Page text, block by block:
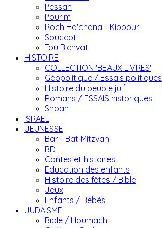
Pessah
Pourim
Roch Ha'chana - Kippour
Souccot
Tou Bichvat
HISTOIRE
COLLECTION 'BEAUX LIVRES'
Géopolitique / Essais politiques
Histoire du peuple juif
Romans / ESSAIS historiques
Shoah
ISRAEL
JEUNESSE
Bar - Bat Mitzvah
BD
Contes et histoires
Education des enfants
Histoire des fêtes / Bible
Jeux
Enfants / Bébés
JUDAISME
Bible / Houmach